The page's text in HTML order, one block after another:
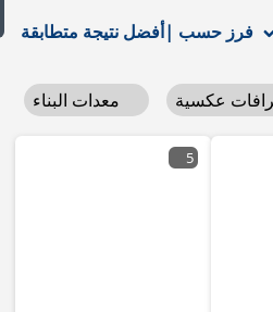
فرز حسب |
5